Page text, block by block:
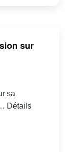
sur
sa
Détails